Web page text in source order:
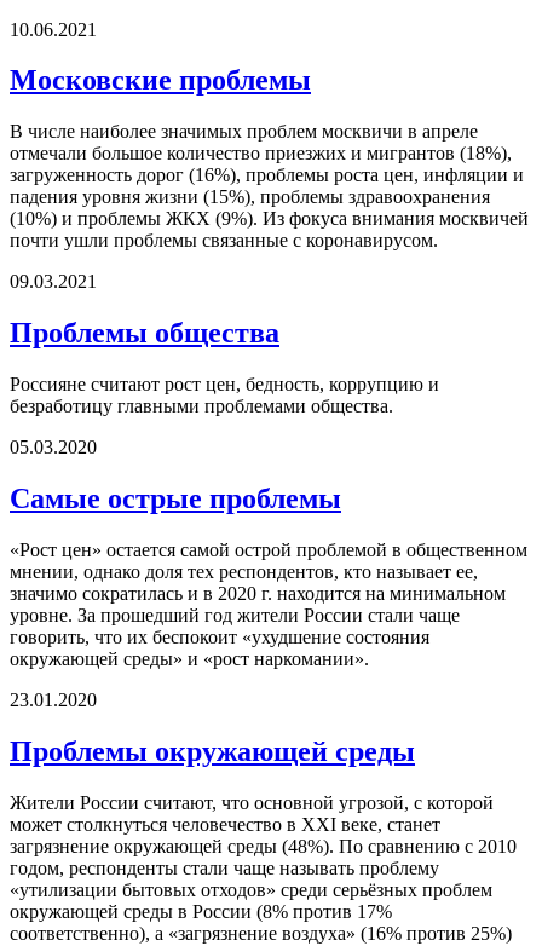
10.06.2021
Московские проблемы
В числе наиболее значимых проблем москвичи в апреле
отмечали большое количество приезжих и мигрантов (18%),
загруженность дорог (16%), проблемы роста цен, инфляции и
падения уровня жизни (15%), проблемы здравоохранения
(10%) и проблемы ЖКХ (9%). Из фокуса внимания москвичей
почти ушли проблемы связанные с коронавирусом.
09.03.2021
Проблемы общества
Россияне считают рост цен, бедность, коррупцию и
безработицу главными проблемами общества.
05.03.2020
Самые острые проблемы
«Рост цен» остается самой острой проблемой в общественном
мнении, однако доля тех респондентов, кто называет ее,
значимо сократилась и в 2020 г. находится на минимальном
уровне. За прошедший год жители России стали чаще
говорить, что их беспокоит «ухудшение состояния
окружающей среды» и «рост наркомании».
23.01.2020
Проблемы окружающей среды
Жители России считают, что основной угрозой, с которой
может столкнуться человечество в XXI веке, станет
загрязнение окружающей среды (48%). По сравнению с 2010
годом, респонденты стали чаще называть проблему
«утилизации бытовых отходов» среди серьёзных проблем
окружающей среды в России (8% против 17%
соответственно), а «загрязнение воздуха» (16% против 25%)